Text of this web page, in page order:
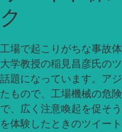
ク
工場で起こりがちな事故
大学教授の稲見昌彦氏の
話題になっています。ア
たもので、工場機械の危
で、広く注意喚起を促そ
を体験したときのツイー